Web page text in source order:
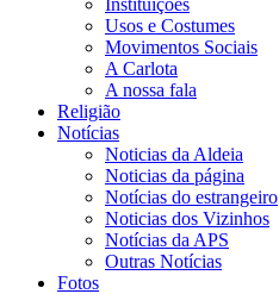
Instituições
Usos e Costumes
Movimentos Sociais
A Carlota
A nossa fala
Religião
Notícias
Noticias da Aldeia
Noticias da página
Notícias do estrangeiro
Noticias dos Vizinhos
Notícias da APS
Outras Notícias
Fotos